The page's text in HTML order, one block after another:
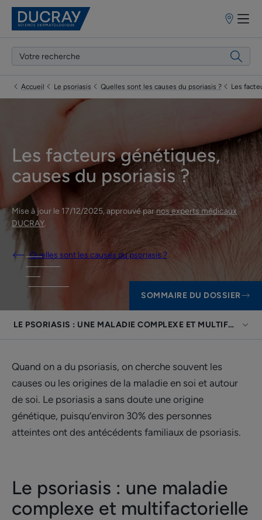
Points
vente
Accueil Le psoriasis Quelles sont les causes du psoriasis ? Les
Les facteurs génétiques,
causes du psoriasis ?
Mise à jour le 17/12/2025, approuvé par nos experts médicaux
DUCRAY.
Quelles sont les causes du psoriasis ?
SOMMAIRE DU DOSSIER
LE PSORIASIS : UNE MALADIE COMPLEXE ET
Quand on a du psoriasis, on cherche souvent les
causes ou les origines de la maladie en soi et autour
de soi. Le psoriasis a sans doute une origine
génétique, puisqu’environ 30% des personnes
atteintes ont des antécédents familiaux de psoriasis.
Le psoriasis : une maladie
complexe et multifactorielle